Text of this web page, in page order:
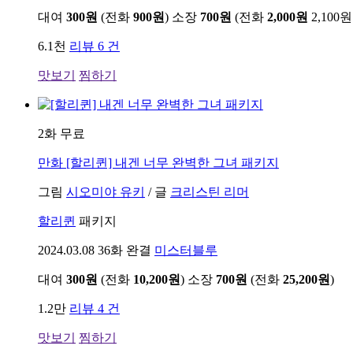
대여 300원 (전화 900원) 소장 700원 (전화 2,000원 2,100원
6.1천 리뷰 6 건
맛보기 찜하기
2화 무료
만화 [할리퀸] 내겐 너무 완벽한 그녀 패키지
그림 시오미야 유키 / 글 크리스틴 리머
할리퀸 패키지
2024.03.08 36화 완결 미스터블루
대여 300원 (전화 10,200원) 소장 700원 (전화 25,200원)
1.2만 리뷰 4 건
맛보기 찜하기